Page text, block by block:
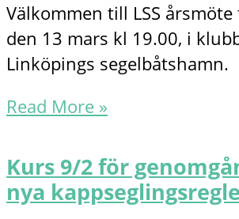
Välkommen till LSS årsmöte
den 13 mars kl 19.00, i
Linköpings segelbåtshamn.
Inbjudan
2025-
03-
13
Read More »
Kurs 9/2 för
nya